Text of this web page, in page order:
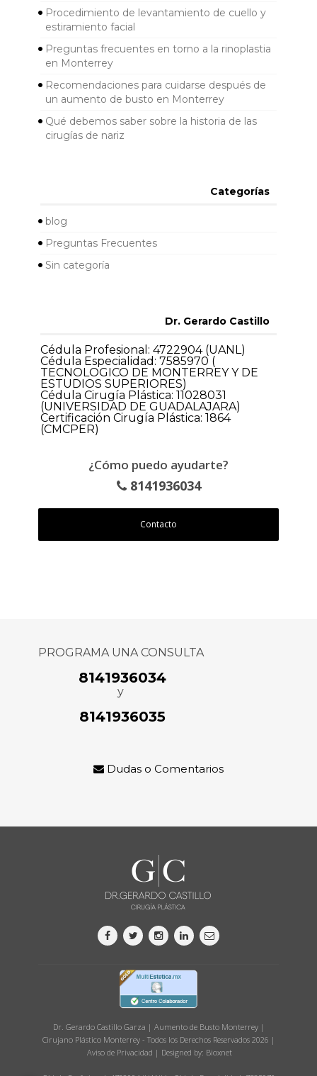
Procedimiento de levantamiento de cuello y
estiramiento facial
Preguntas frecuentes en torno a la rinoplastia
en Monterrey
Recomendaciones para cuidarse después de
un aumento de busto en Monterrey
Qué debemos saber sobre la historia de las
cirugías de nariz
Categorías
blog
Preguntas Frecuentes
Sin categoría
Dr. Gerardo Castillo
Cédula Profesional: 4722904 (UANL)
Cédula Especialidad: 7585970 (
TECNOLOGICO DE MONTERREY Y DE
ESTUDIOS SUPERIORES)
Cédula Cirugía Plástica: 11028031
(UNIVERSIDAD DE GUADALAJARA)
Certificación Cirugía Plástica: 1864
(CMCPER)
¿Cómo puedo ayudarte?
8141936034
Contacto
PROGRAMA UNA CONSULTA
8141936034
y
8141936035
Dudas o Comentarios
Dr. Gerardo Castillo Garza | Aumento de Busto Monterrey |
Cirujano Plástico Monterrey - Todos los Derechos Reservados 2026 |
Aviso de Privacidad | Designed by: Bioxnet